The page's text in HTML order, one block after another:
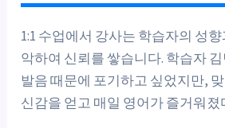
1:1 수업에서 강사는 학습자의 성
악하여 신뢰를 쌓습니다. 학습자
발음 때문에 포기하고 싶었지만,
신감을 얻고 매일 영어가 즐거워졌